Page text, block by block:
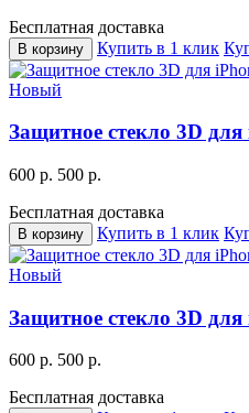
Бесплатная доставка
В корзину Купить в 1 клик
Новый
Защитное стекло 3D для
600 р. 500 р.
Бесплатная доставка
В корзину Купить в 1 клик
Новый
Защитное стекло 3D
600 р. 500 р.
Бесплатная доставка